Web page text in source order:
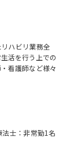
ハビリ業務全
活を行う上での
看護師など様々
士：非常勤1名